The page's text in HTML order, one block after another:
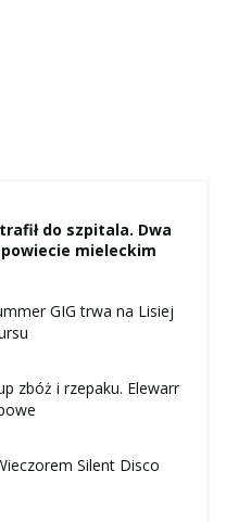
do szpitala. Dwa
mieleckim
GIG trwa na Lisiej
zbóż i rzepaku. Elewarr
Silent Disco